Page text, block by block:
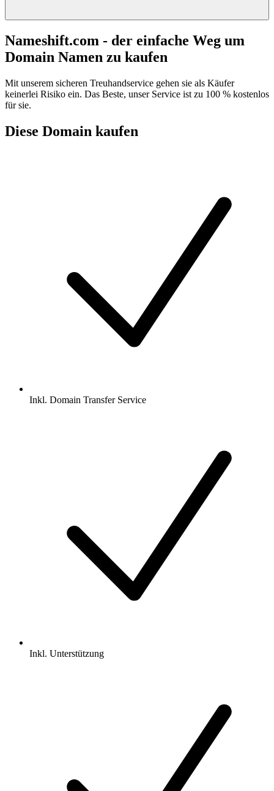
Nameshift.com - der einfache Weg um
Domain Namen zu kaufen
Mit unserem sicheren Treuhandservice gehen sie als Käufer
keinerlei Risiko ein. Das Beste, unser Service ist zu 100 % kostenlos
für sie.
Diese Domain kaufen
Inkl. Domain Transfer Service
Inkl. Unterstützung